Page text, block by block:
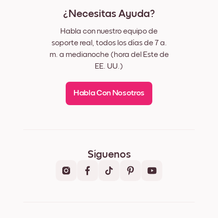
¿Necesitas Ayuda?
Habla con nuestro equipo de
soporte real, todos los días de 7 a.
m. a medianoche (hora del Este de
EE. UU.)
Habla Con Nosotros
Síguenos